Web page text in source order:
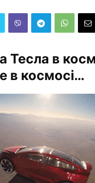
Тесла в
в космосі…